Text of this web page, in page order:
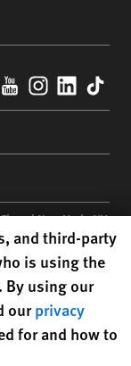
YouTube
| New York,NY
in the US
and third-party
is using the
By using our
ourprivacy
for and how to